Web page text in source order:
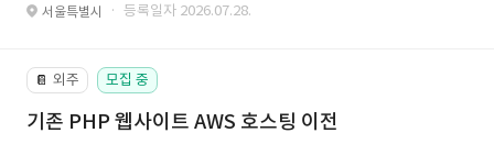
서울특별시 · 등록일자 2026.07.28.
📔 외주 모집 중
기존 PHP 웹사이트 AWS 호스팅 이전